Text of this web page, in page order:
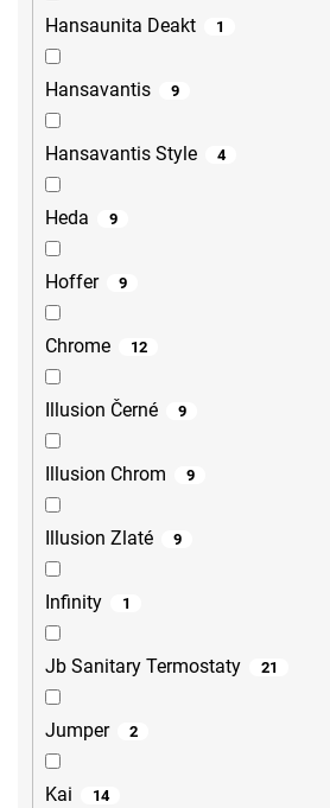
Hansaunita Deakt 1
Hansavantis 9
Hansavantis Style 4
Heda 9
Hoffer 9
Chrome 12
Illusion Černé 9
Illusion Chrom 9
Illusion Zlaté 9
Infinity 1
Jb Sanitary Termostaty 21
Jumper 2
Kai 14